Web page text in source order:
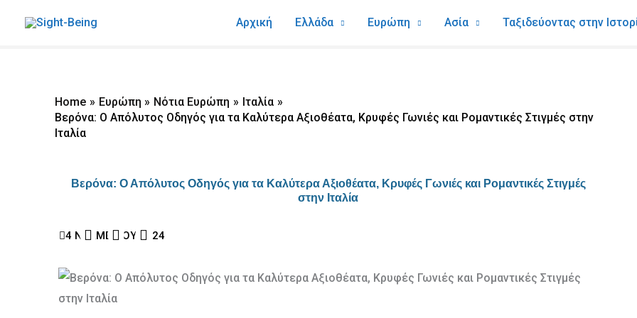
Αρχική Ελλάδα Ευρώπη Ασία Ταξιδεύοντας στην
Home Ευρώπη Νότια Ευρώπη
Ιταλία
Βερόνα: Ο Απόλυτος Οδηγός για τα Καλύτερα Αξιοθέατα, Κρυφές Γωνιές και Ρομαντικές Στιγμές στην
Ιταλία
Βερόνα: Ο Απόλυτος Οδηγός για τα Καλύτερα Αξιοθέατα, Κρυφές Γωνιές και Ρομαντικές Στιγμές
στην Ιταλία
4 ΝΟΕΜΒΡΙΟΥ 2024
a
b
o
o
n
a
r
o
u